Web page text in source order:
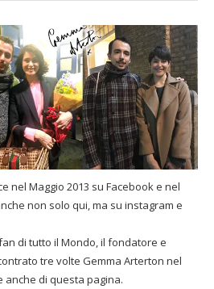
nel Maggio 2013 su Facebook e nel
non solo qui, ma su instagram e
di tutto il Mondo, il fondatore e
tre volte Gemma Arterton nel
di questa pagina.